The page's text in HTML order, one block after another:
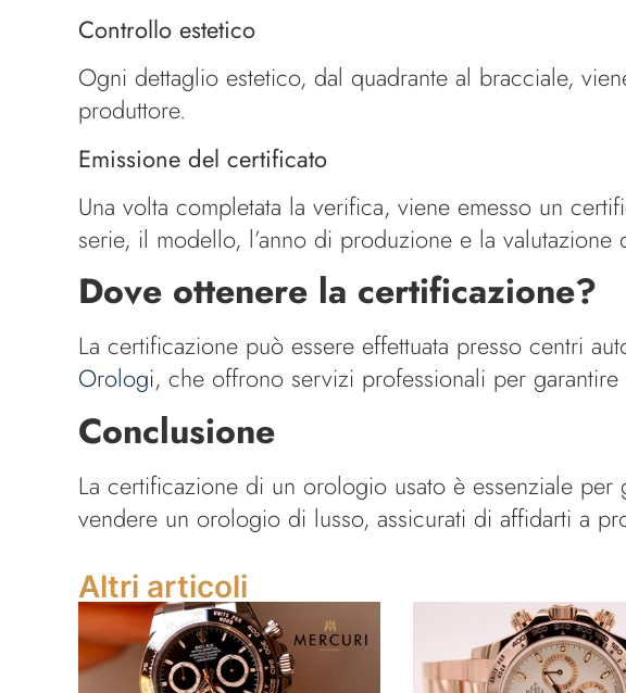
Controllo estetico
Ogni dettaglio estetico, dal quadrante al bracciale,
produttore.
Emissione del certificato
Una volta completata la verifica, viene emesso un
serie, il modello, l’anno di produzione e la
Dove ottenere la certificazione?
La certificazione può essere effettuata presso centri
Orologi, che offrono servizi professionali per garantire
Conclusione
La certificazione di un orologio usato è essenziale per
vendere un orologio di lusso, assicurati di affidarti a
Altri articoli